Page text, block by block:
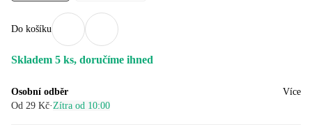
Do košíku
Skladem 5 ks, doručíme ihned
Osobní odběr
Od 29 Kč· Zítra od 10:00
Více